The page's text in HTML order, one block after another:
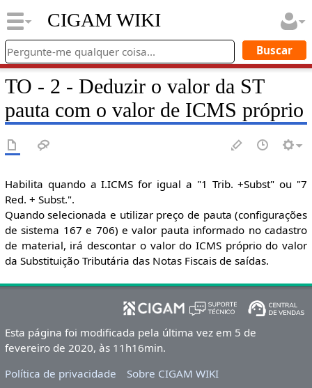
CIGAM WIKI
TO - 2 - Deduzir o valor da ST
pauta com o valor de ICMS próprio
Habilita quando a I.ICMS for igual a "1 Trib. +Subst" ou "7
Red. + Subst.".
Quando selecionada e utilizar preço de pauta (configurações
de sistema 167 e 706) e valor pauta informado no cadastro
de material, irá descontar o valor do ICMS próprio do valor
da Substituição Tributária das Notas Fiscais de saídas.
Esta página foi modificada pela última vez em 5 de
fevereiro de 2020, às 11h16min.
Política de privacidade
Sobre CIGAM WIKI